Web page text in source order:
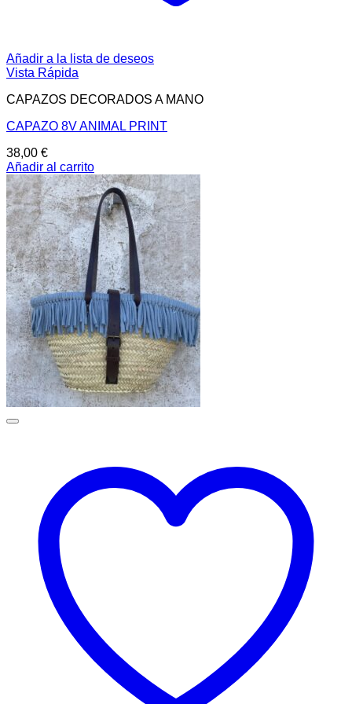
Añadir a la lista de deseos
Vista Rápida
CAPAZOS DECORADOS A MANO
CAPAZO 8V ANIMAL PRINT
38,00 €
Añadir al carrito